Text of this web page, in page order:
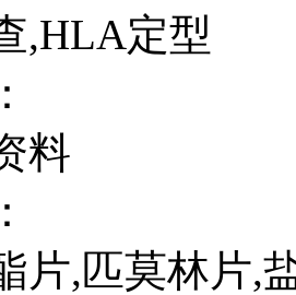
,HLA定型
料
片,匹莫林片,